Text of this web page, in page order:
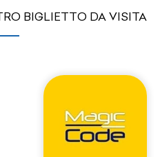
BIGLIETTO DA VISITA